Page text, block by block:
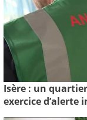
Isère : un
exercice d’alerte